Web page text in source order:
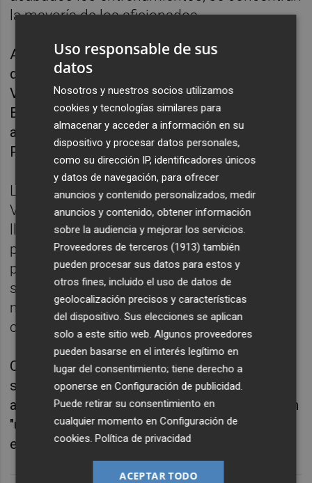
la mayoría de los aficionados.
Además, los controles de carreteras se
desplegarán no sólo en la Comunitat
Valenciana, sino también en otros puntos de
España por donde se prevé que pasen
aficionados que acudan o regresen del Gran
Premio.
La delegada del Gobierno en la Comunitat
Valenciana, Gloria Calero, ha hecho un
llamamiento a los asistentes al Gran Premio
para que "hagan caso" a la Guardia Civil, y ha
pedido prudencia para evitar contagios y
seguir las recomendaciones de uso de
mascarilla, distancia de seguridad e higiene,
con el fin de tener un premio "para disfrutar".
Calero ha destacado el dispositivo de
seguridad que se va a desplegar, no solo de
agentes, también de helicópteros y drones, en
"un gran evento social, deportivo y
económico" como es el premio de Cheste.
Uso responsable de sus
datos
Nosotros y nuestros socios utilizamos
cookies y tecnologías similares para
almacenar y acceder a información en su
dispositivo y procesar datos personales,
como su dirección IP, identificadores únicos
y datos de navegación, para ofrecer
anuncios y contenido personalizados, medir
anuncios y contenido, obtener información
sobre la audiencia y mejorar los servicios.
Proveedores de terceros (1913) también
pueden procesar sus datos para estos y
otros fines, incluido el uso de datos de
geolocalización precisos y características
del dispositivo. Sus elecciones se aplican
solo a este sitio web. Algunos proveedores
pueden basarse en el interés legítimo en
lugar del consentimiento; tiene derecho a
oponerse enConfiguración de publicidad
Puede retirar su consentimiento en
cualquier momento enConfiguración de
cookies .Política de privacidad
ACEPTAR TODO